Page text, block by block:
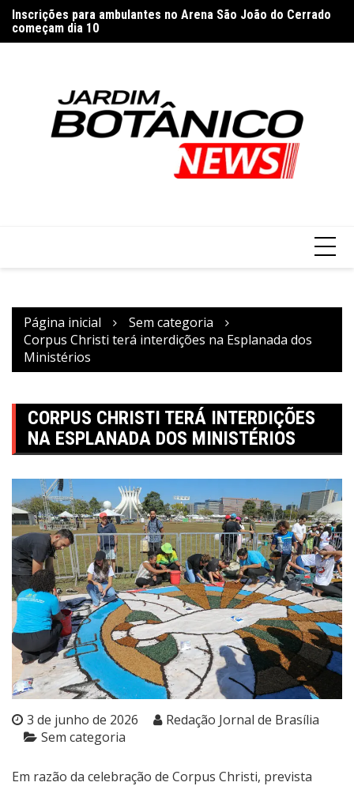
para
o
começam dia 10
Anvisa libera venda de medicamentos por plataformas como
iFood e Rapp
Página inicial
Sem categoria
Corpus Christi terá interdições na Esplanada dos
Ministérios
CORPUS CHRISTI TERÁ INTERDIÇÕES
NA ESPLANADA DOS MINISTÉRIOS
3 de junho de 2026
Redação Jornal de Brasília
Sem categoria
Em razão da celebração de Corpus Christi, prevista